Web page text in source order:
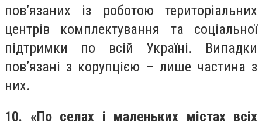
пов’язаних із роботою територіальних
центрів комплектування та соціальної
підтримки по всій Україні. Випадки
пов’язані з корупцією – лише частина з
них.
10. «По селах і маленьких містах всіх